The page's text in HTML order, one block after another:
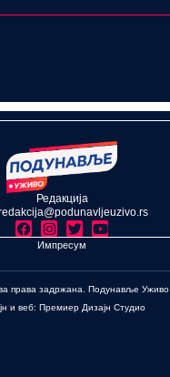
Редакција
Импресум
права задржана. Подунавље Уживо
и веб: Премиер Дизајн Студио